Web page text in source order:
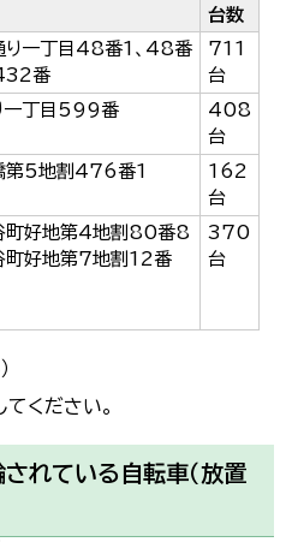
台数
り一丁目48番1、48番
番
711
台
一丁目599番
408
台
第5地割476番1
162
台
町好地第4地割80番8
町好地第7地割12番
370
台
ください。
れている自転車（放置